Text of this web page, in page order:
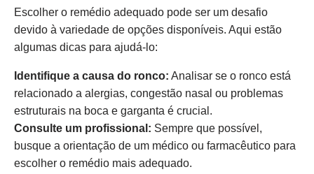
Escolher o remédio adequado pode ser um desafio
devido à variedade de opções disponíveis. Aqui estão
algumas dicas para ajudá-lo:
Identifique a causa do ronco: Analisar se o ronco está
relacionado a alergias, congestão nasal ou problemas
estruturais na boca e garganta é crucial.
Consulte um profissional: Sempre que possível,
busque a orientação de um médico ou farmacêutico para
escolher o remédio mais adequado.